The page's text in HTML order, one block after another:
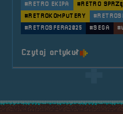
#RETRO EKIPA
#RETRO
#RETROKOMPUTERY
#RETROSFERA2025
#SEGA
Czytaj artykuło tytule